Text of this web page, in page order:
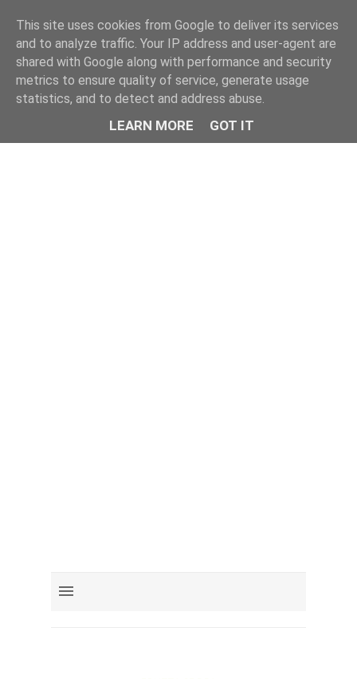
This site uses cookies from Google to deliver its services
and to analyze traffic. Your IP address and user-agent are
shared with Google along with performance and security
metrics to ensure quality of service, generate usage
statistics, and to detect and address abuse.
LEARN MORE GOT IT